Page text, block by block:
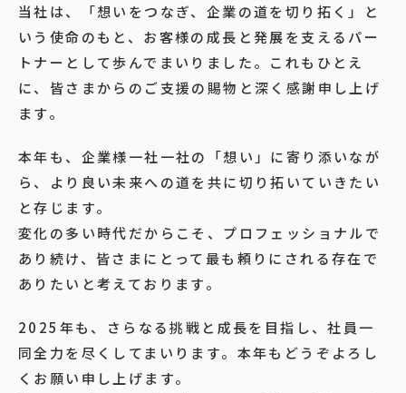
当社は、「想いをつなぎ、企業の道を切り拓く」と
いう使命のもと、お客様の成長と発展を支えるパー
トナーとして歩んでまいりました。これもひとえ
に、皆さまからのご支援の賜物と深く感謝申し上げ
ます。
本年も、企業様一社一社の「想い」に寄り添いなが
ら、より良い未来への道を共に切り拓いていきたい
と存じます。
変化の多い時代だからこそ、プロフェッショナルで
あり続け、皆さまにとって最も頼りにされる存在で
ありたいと考えております。
2025年も、さらなる挑戦と成長を目指し、社員一
同全力を尽くしてまいります。本年もどうぞよろし
くお願い申し上げます。